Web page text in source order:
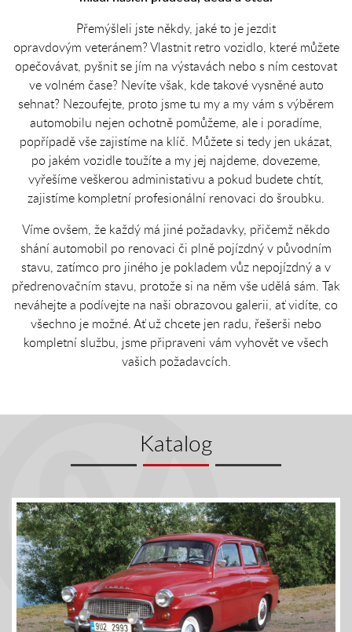
Přemýšleli jste někdy, jaké to je jezdit
opravdovým veteránem? Vlastnit retro vozidlo, které můžete
opečovávat, pyšnit se jím na výstavách nebo s ním cestovat
ve volném čase? Nevíte však, kde takové vysněné auto
sehnat? Nezoufejte, proto jsme tu my a my vám s výběrem
automobilu nejen ochotně pomůžeme, ale i poradíme,
popřípadě vše zajistíme na klíč. Můžete si tedy jen ukázat,
po jakém vozidle toužíte a my jej najdeme, dovezeme,
vyřešíme veškerou administativu a pokud budete chtít,
zajistíme kompletní profesionální renovaci do šroubku.
Víme ovšem, že každý má jiné požadavky, přičemž někdo
shání automobil po renovaci či plně pojízdný v původním
stavu, zatímco pro jiného je pokladem vůz nepojízdný a v
předrenovačním stavu, protože si na něm vše udělá sám. Tak
neváhejte a podívejte na naši obrazovou galerii, ať vidíte, co
všechno je možné. Ať už chcete jen radu, řešerši nebo
kompletní službu, jsme připraveni vám vyhovět ve všech
vašich požadavcích.
Katalog